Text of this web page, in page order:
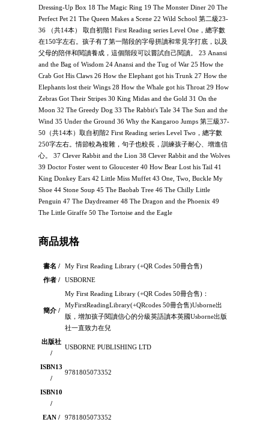
Dressing-Up Box 18 The Magic Ring 19 The Monster Diner 20 The
Perfect Pet 21 The Queen Makes a Scene 22 Wild School 第二級23-
36 （共14本） 取自初階1 First Reading series Level One，總字數
在150字左右。孩子有了第一階段的字母拼讀和常見字打底，以及
父母的陪伴和閱讀養成，這個階段可以嘗試自己閱讀。 23 Anansi
and the Bag of Wisdom 24 Anansi and the Tug of War 25 How the
Crab Got His Claws 26 How the Elephant got his Trunk 27 How the
Elephants lost their Wings 28 How the Whale got his Throat 29 How
Zebras Got Their Stripes 30 King Midas and the Gold 31 On the
Moon 32 The Greedy Dog 33 The Rabbit's Tale 34 The Sun and the
Wind 35 Under the Ground 36 Why the Kangaroo Jumps 第三級37-
50（共14本）取自初階2 First Reading series Level Two，總字數
250字左右。情節較為複雜，句子也較長，訓練孩子耐心、增進信
心。 37 Clever Rabbit and the Lion 38 Clever Rabbit and the Wolves
39 Doctor Foster went to Gloucester 40 How Bear Lost his Tail 41
King Donkey Ears 42 Little Miss Muffet 43 One, Two, Buckle My
Shoe 44 Stone Soup 45 The Baobab Tree 46 The Chilly Little
Penguin 47 The Daydreamer 48 The Dragon and the Phoenix 49
The Little Giraffe 50 The Tortoise and the Eagle
商品規格
書名 /
My First Reading Library (+QR Codes 50冊合售)
作者 /
USBORNE
簡介 /
My First Reading Library (+QR Codes 50冊合售)：
MyFirstReadingLibrary(+QRcodes 50冊合售)Usborne出
版，增加孩子閱讀信心的分級英語讀本英國Usborne出版
社一直致力在兒
出版社
/
USBORNE PUBLISHING LTD
ISBN13
/
9781805073352
ISBN10
/
EAN /
9781805073352